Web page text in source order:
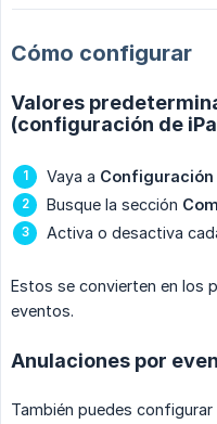
Cómo configurar
Valores
(configuración de
Vaya a Configuración
Busque la sección
Activa o desactiva
Estos se convierten en los
eventos.
Anulaciones por
También puedes configurar